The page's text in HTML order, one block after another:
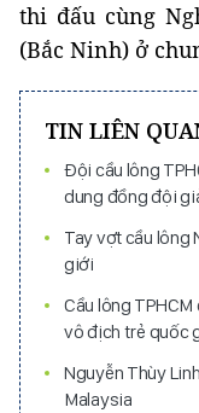
thi đấu cùng
(Bắc Ninh) ở
TIN LIÊN
Đội cầu lông
dung đồng đội
Tay vợt cầu lông
giới
Cầu lông
vô địch trẻ quốc
Nguyễn Thùy
Malaysia